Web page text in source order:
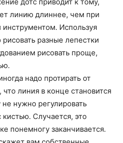
линию длиннее, чем при
Используя
разные лепестки
рисовать проще,
надо протирать от
линия в конце становится
нужно регулировать
Случается, это
понемногу заканчивается.